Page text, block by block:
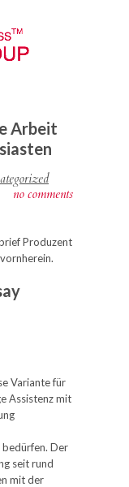
Arbeit
no comments
Produzent
Variantefür
Assistenz mit
bedürfen. Der
seit rund
mit der